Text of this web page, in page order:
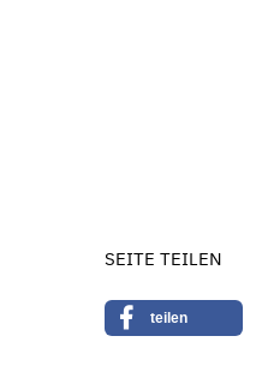
SEITE TEILEN
teilen